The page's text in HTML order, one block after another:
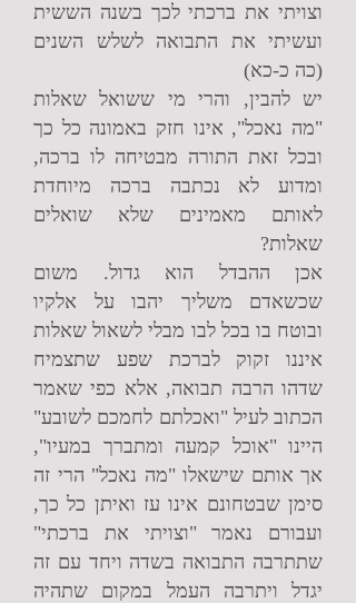
וצויתי את ברכתי לכך בשנה הששית
ועשיתי את התבואה לשלש השנים
(כה כ-כא)
יש להבין, והרי מי ששואל שאלות
"מה נאכל", אינו חזק באמונה כל כך
ובכל זאת התורה מבטיחה לו ברכה,
ומדוע לא נכתבה ברכה מיוחדת
לאותם מאמינים שלא שואלים
שאלות?
אכן ההבדל הוא גדול. משום
שכשאדם משליך יהבו על אלקיו
ובוטח בו בכל לבו מבלי לשאול שאלות
איננו זקוק לברכת שפע שתצמיח
שדהו הרבה תבואה, אלא כפי שאמר
הכתוב לעיל "ואכלתם לחמכם לשובע"
היינו "אוכל קמעה ומתברך במעיו",
אך אותם שישאלו "מה נאכל" הרי זה
סימן שבטחונם אינו עז ואיתן כל כך,
ועבורם נאמר "וצויתי את ברכתי"
שתתרבה התבואה בשדה ויחד עם זה
יגדל ויתרבה העמל במקום שתהיה